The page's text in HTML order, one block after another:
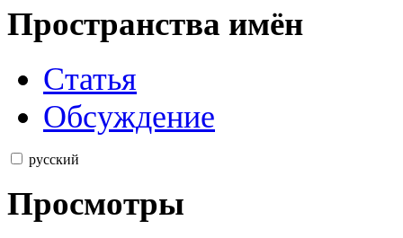
Пространства имён
Статья
Обсуждение
русский
Просмотры